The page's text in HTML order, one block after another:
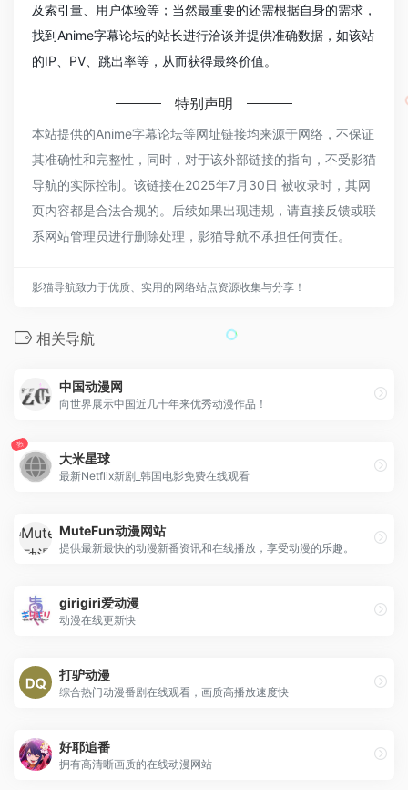
及索引量、用户体验等；当然最重要的还需根据自身的需求，
找到Anime字幕论坛的站长进行洽谈并提供准确数据，如该站
的IP、PV、跳出率等，从而获得最终价值。
特别声明
本站提供的Anime字幕论坛等网址链接均来源于网络，不保证
其准确性和完整性，同时，对于该外部链接的指向，不受影猫
导航的实际控制。该链接在2025年7月30日 被收录时，其网
页内容都是合法合规的。后续如果出现违规，请直接反馈或联
系网站管理员进行删除处理，影猫导航不承担任何责任。
影猫导航致力于优质、实用的网络站点资源收集与分享！
相关导航
中国动漫网
向世界展示中国近几十年来优秀动漫作品！
热
大米星球
最新Netflix新剧_韩国电影免费在线观看
MuteFun动漫网站
提供最新最快的动漫新番资讯和在线播放，享受动漫的乐趣。
girigiri爱动漫
动漫在线更新快
打驴动漫
综合热门动漫番剧在线观看，画质高播放速度快
好耶追番
拥有高清晰画质的在线动漫网站